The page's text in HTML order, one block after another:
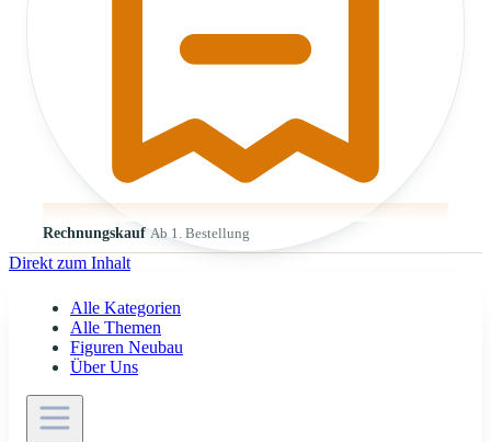
Rechnungskauf Ab 1. Bestellung
Direkt zum Inhalt
Alle Kategorien
Alle Themen
Figuren Neubau
Über Uns